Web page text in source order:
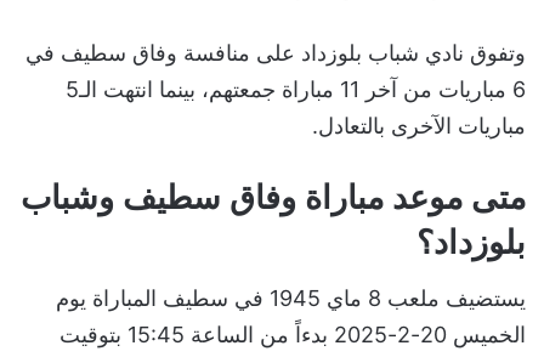
وتفوق نادي شباب بلوزداد على منافسة وفاق سطيف في
6 مباريات من آخر 11 مباراة جمعتهم، بينما انتهت الـ5
مباريات الآخرى بالتعادل.
متى موعد مباراة وفاق سطيف وشباب
بلوزداد؟
يستضيف ملعب 8 ماي 1945 في سطيف المباراة يوم
الخميس 20-2-2025 بدءاً من الساعة 15:45 بتوقيت